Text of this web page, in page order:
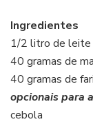
Ingredientes
1/2 litro de leite
40 gramas de
40 gramas de
opcionais para
cebola